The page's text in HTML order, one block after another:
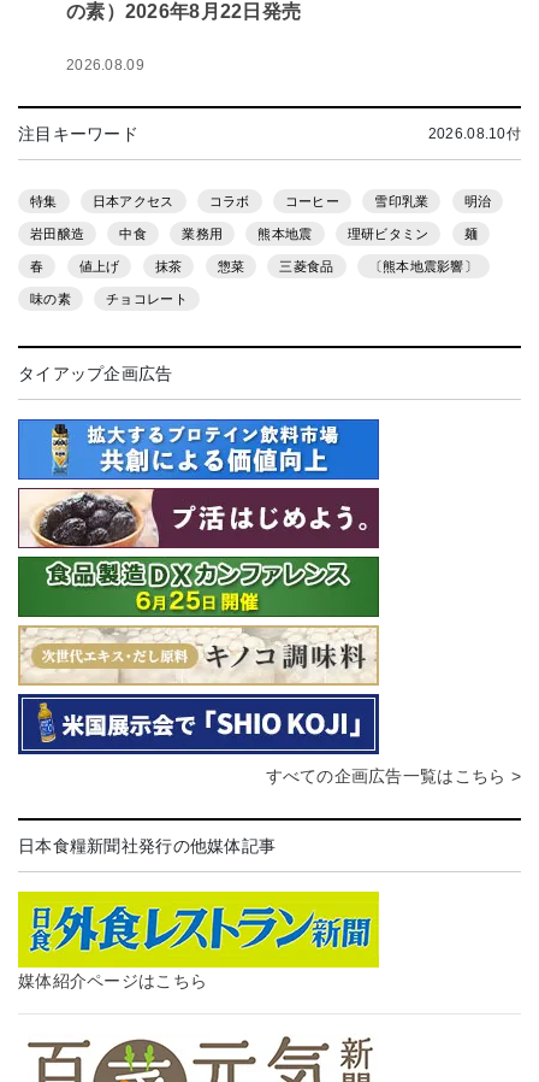
の素）2026年8月22日発売
2026.08.09
注目キーワード 2026.08.10付
特集 日本アクセス コラボ コーヒー 雪印乳業 明治
岩田醸造 中食 業務用 熊本地震 理研ビタミン 麺
春 値上げ 抹茶 惣菜 三菱食品 〔熊本地震影響〕
味の素 チョコレート
タイアップ企画広告
すべての企画広告一覧はこちら >
日本食糧新聞社発行の他媒体記事
媒体紹介ページはこちら